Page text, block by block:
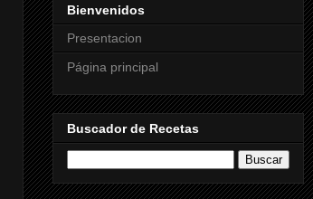
Bienvenidos
Presentacion
Página principal
Buscador de Recetas